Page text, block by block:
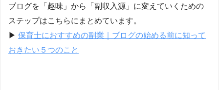
ブログを「趣味」から「副収入源」に変えていくための
ステップはこちらにまとめています。
▶ 保育士におすすめの副業｜ブログの始める前に知って
おきたい５つのこと